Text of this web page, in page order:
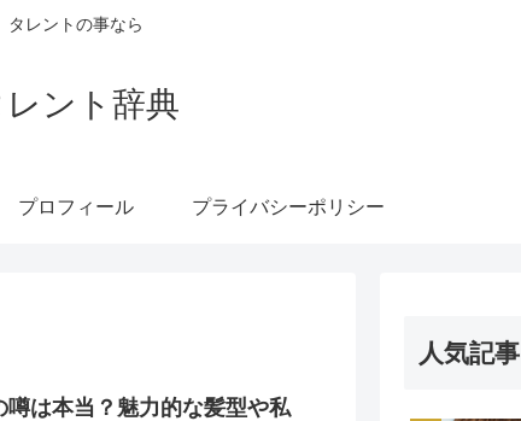
タレントの事なら
レント辞典
プロフィール プライバシーポリシー
噂は本当？魅力的な髪型や私
人気記事